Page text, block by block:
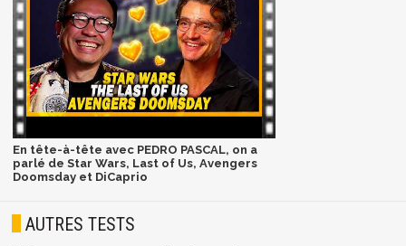
En tête-à-tête avec PEDRO PASCAL, on a
parlé de Star Wars, Last of Us, Avengers
Doomsday et DiCaprio
AUTRES TESTS